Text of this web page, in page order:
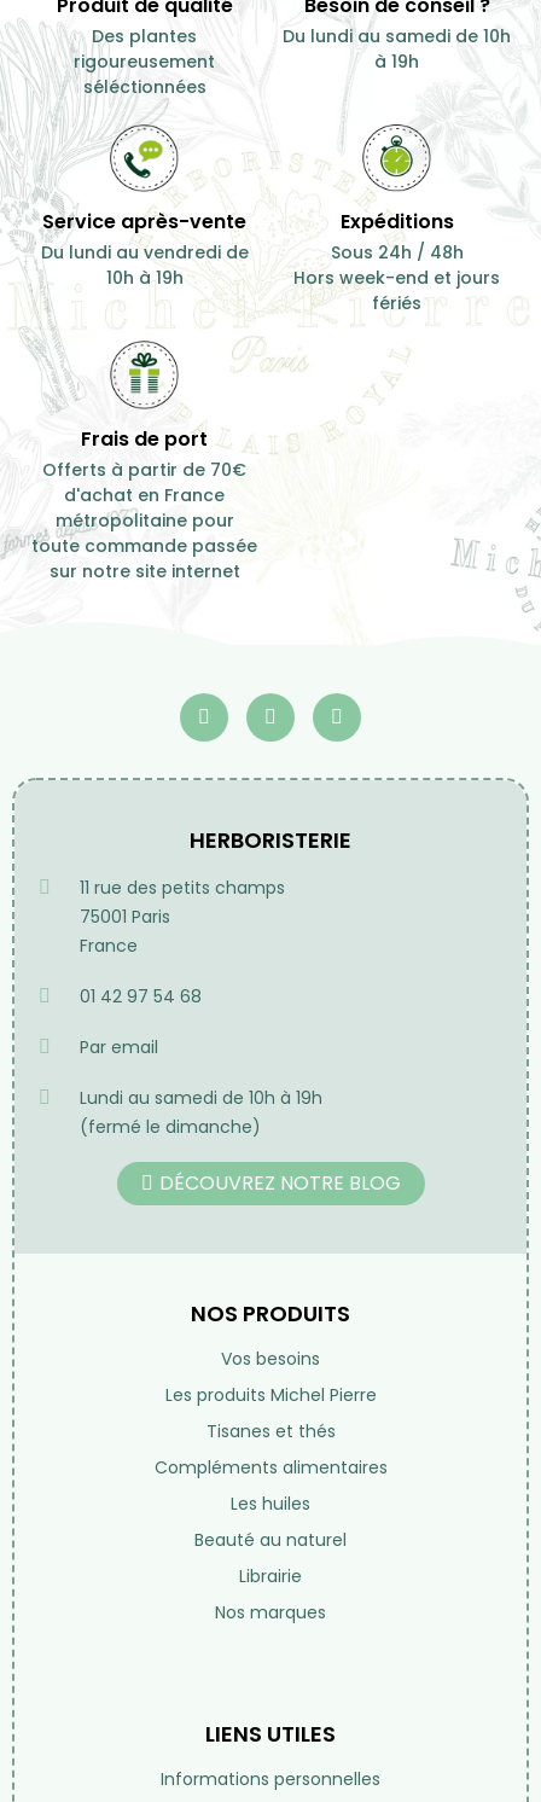
Des plantes
rigoureusement
séléctionnées
Du lundi au samedi de 10h
à 19h
Service après-vente
Du lundi au vendredi de
10h à 19h
Expéditions
Sous 24h / 48h
Hors week-end et jours
fériés
Frais de port
Offerts à partir de 70€
d'achat en France
métropolitaine pour
toute commande passée
sur notre site internet
HERBORISTERIE
11 rue des petits champs
75001 Paris
France
01 42 97 54 68
Par email
Lundi au samedi de 10h à 19h
(fermé le dimanche)
DÉCOUVREZ NOTRE BLOG
NOS PRODUITS
Vos besoins
Les produits Michel Pierre
Tisanes et thés
Compléments alimentaires
Les huiles
Beauté au naturel
Librairie
Nos marques
LIENS UTILES
Informations personnelles